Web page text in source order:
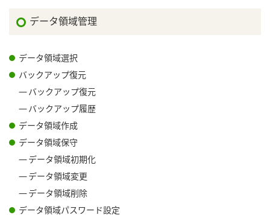
データ領域管理
データ領域選択
バックアップ復元
バックアップ復元
バックアップ履歴
データ領域作成
データ領域保守
データ領域初期化
データ領域変更
データ領域削除
データ領域パスワード設定